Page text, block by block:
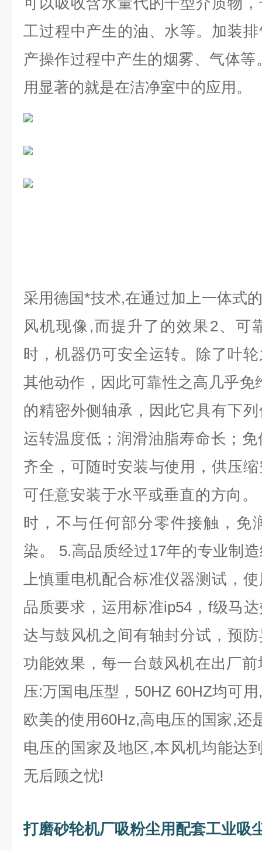
工过程中产生的油、水等。加装
产操作过程中产生的烟雾、气体
用显著的就是在洁净室中的应用。
采用德国*技术,在通过加上一体式
风机现像,而提升了的效果2、可
时，机器仍可安全运转。除了叶
其他动作，因此可靠性之高几乎免
的精密外侧轴承，因此它具有下
运转温度低；润滑油脂寿命长；
齐全，可随时安装与使用，供压
可任意安装于水平或垂直的方向
时，不与任何部分零件接触，免
染。 5.高品质经过17年的专业制
上慎重电机配合标准仪器测试，
品质要求，运用标准ip54，f级马
达与鼓风机之间有轴封分试，预
功能效果，每一台鼓风机在出厂
压:万国电压型，50HZ 60HZ均可
欧美的使用60Hz,高电压的国家,还
电压的国家及地区,本风机均能达
无后顾之忧!
打磨砂轮机厂吸粉尘用配套工业吸